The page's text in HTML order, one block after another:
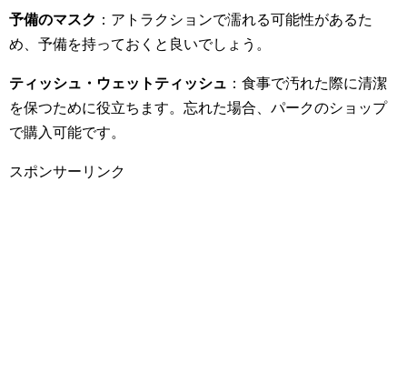
予備のマスク ：アトラクションで濡れる可能性があるた
め、予備を持っておくと良いでしょう。
ティッシュ・ウェットティッシュ ：食事で汚れた際に清潔
を保つために役立ちます。忘れた場合、パークのショップ
で購入可能です。
スポンサーリンク